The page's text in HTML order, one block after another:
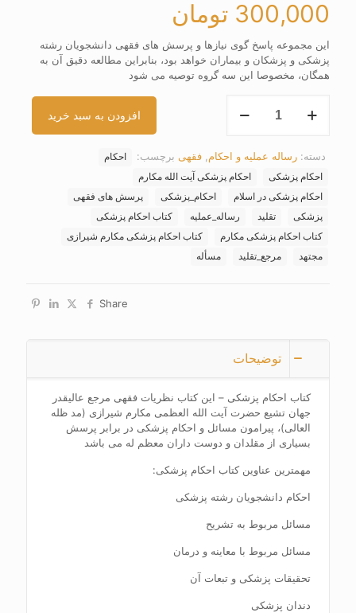
300,000 تومان
این مجموعه پاسخ گوی نیازها و پرسش های فقهی دانشجویان رشته
پزشکی و پزشکان و بیماران خواهد بود، بنابراین مطالعه دقیق آن به
همگان، مخصوصا این سه گروه توصیه می شود
احکام
افزودن به سبد خرید
دسته: رساله عملیه و احکام فقهی برچسب:
احکام
احکام پزشکی
احکام پزشکی آیت الله مکارم
احکام پزشکی در اسلام
احکام_پزشکی
پرسش های فقهی
پزشکی
تقلید رساله_عملیه
کتاب احکام پزشکی
کتاب احکام پزشکی مکارم
کتاب احکام پزشکی مکارم شیرازی
مجتهد
مرجع_تقلید مسأله
Share
توضیحات
کتاب احکام پزشکی – این کتاب نظریات فقهی مرجع عالیقدر
جهان تشیع حضرت آیت الله العظمی مکارم شیرازی (مد ظله
العالی)، پیرامون مسائل و احکام پزشکی در برابر پرسش
بسیاری از مقلدان و دوست داران معظم له می باشد
مهمترین عناوین کتاب احکام پزشکی:
احکام دانشجویان رشته پزشکی
مسائل مربوط به تشریح
مسائل مربوط با معاینه و درمان
تحقیقات پزشکی و تبعات آن
دندان پزشکی